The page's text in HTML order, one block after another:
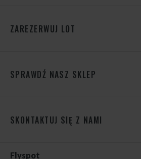
ZAREZERWUJ LOT
SPRAWDŹ NASZ SKLEP
SKONTAKTUJ SIĘ Z NAMI
Flyspot